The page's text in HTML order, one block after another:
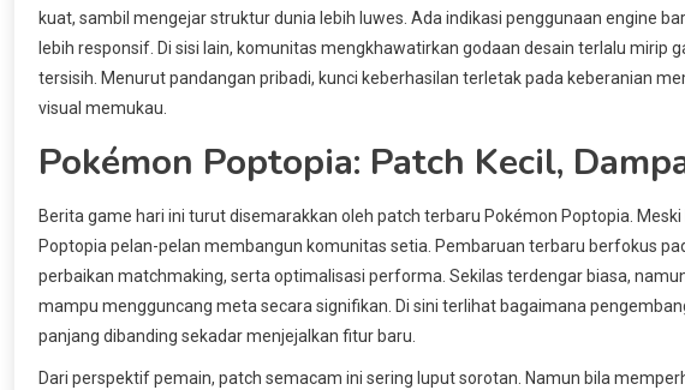
kuat, sambil mengejar struktur dunia lebih luwes. Ada indikasi penggunaan engine
lebih responsif. Di sisi lain, komunitas mengkhawatirkan godaan desain terlalu mirip
tersisih. Menurut pandangan pribadi, kunci keberhasilan terletak pada keberanian
visual memukau.
Pokémon Poptopia: Patch Kecil,
Berita game hari ini turut disemarakkan oleh patch terbaru Pokémon Poptopia.
Poptopia pelan-pelan membangun komunitas setia. Pembaruan terbaru berfokus
perbaikan matchmaking, serta optimalisasi performa. Sekilas terdengar biasa,
mampu mengguncang meta secara signifikan. Di sini terlihat bagaimana
panjang dibanding sekadar menjejalkan fitur baru.
Dari perspektif pemain, patch semacam ini sering luput sorotan. Namun bila